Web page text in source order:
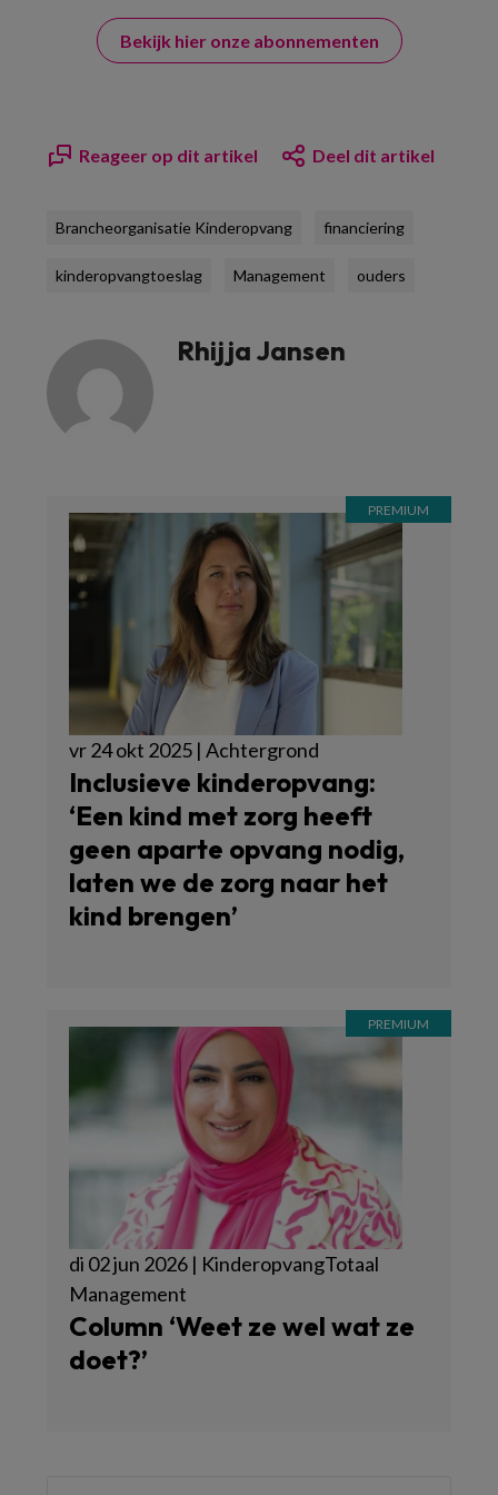
Bekijk hier onze abonnementen
Reageer op dit artikel Deel dit artikel
Brancheorganisatie Kinderopvang financiering
kinderopvangtoeslag Management ouders
Rhijja Jansen
vr 24 okt 2025 | Achtergrond
Inclusieve kinderopvang:
‘Een kind met zorg heeft
geen aparte opvang nodig,
laten we de zorg naar het
kind brengen’
di 02 jun 2026 | KinderopvangTotaal
Management
Column ‘Weet ze wel wat ze
doet?’